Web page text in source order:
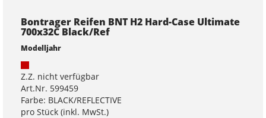
Bontrager Reifen BNT H2 Hard-Case Ultimate
700x32C Black/Ref
Modelljahr
Z.Z. nicht verfügbar
Art.Nr. 599459
Farbe: BLACK/REFLECTIVE
pro Stück (inkl. MwSt.)